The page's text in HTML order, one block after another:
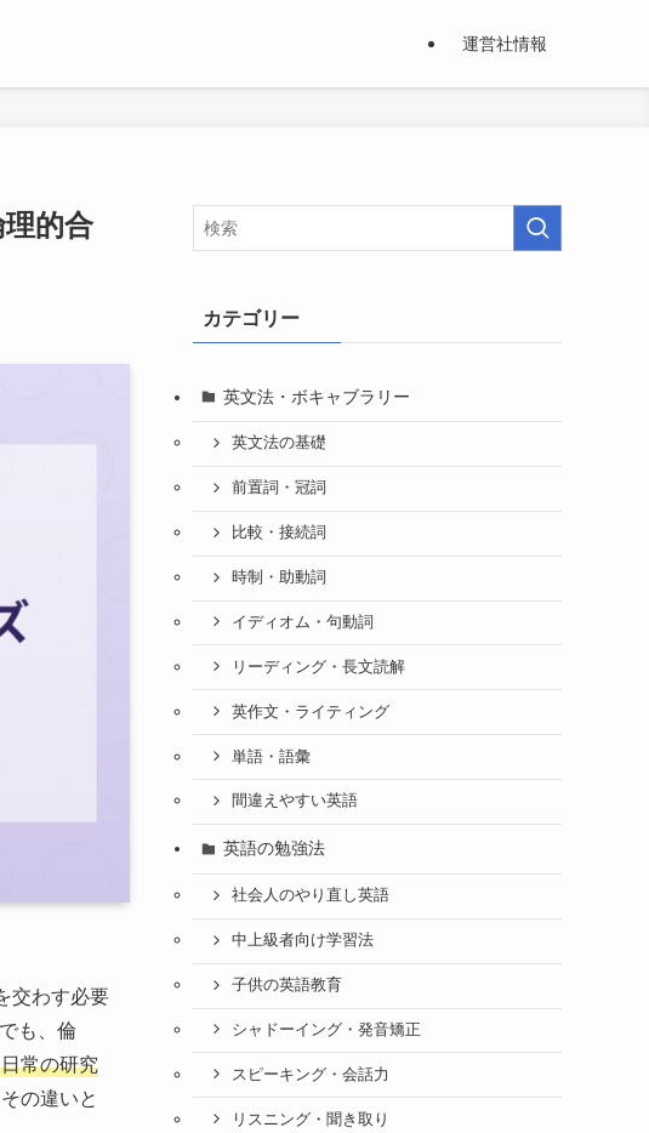
運営社情報
的合
交わす必要
も、倫
常の研究
の違いと
カテゴリー
英文法・ボキャブラリー
英文法の基礎
前置詞・冠詞
比較・接続詞
時制・助動詞
イディオム・句動詞
リーディング・長文読解
英作文・ライティング
単語・語彙
間違えやすい英語
英語の勉強法
社会人のやり直し英語
中上級者向け学習法
子供の英語教育
シャドーイング・発音矯正
スピーキング・会話力
リスニング・聞き取り